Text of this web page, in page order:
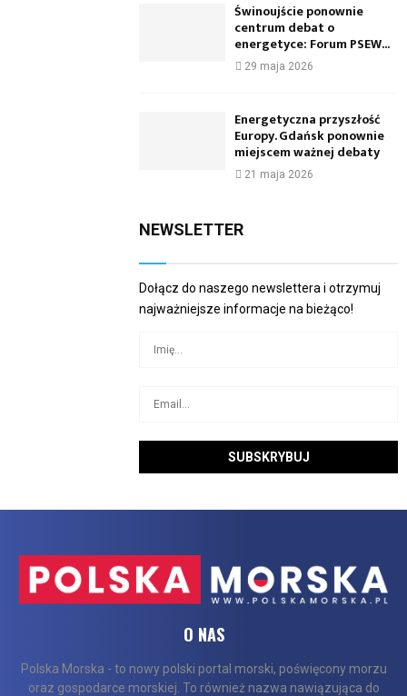
Świnoujście ponownie
centrum debat o
energetyce: Forum PSEW...
29 maja 2026
Energetyczna przyszłość
Europy. Gdańsk ponownie
miejscem ważnej debaty
21 maja 2026
NEWSLETTER
Dołącz do naszego newslettera i otrzymuj
najważniejsze informacje na bieżąco!
O NAS
Polska Morska - to nowy polski portal morski, poświęcony morzu
oraz gospodarce morskiej. To również nazwa nawiązująca do